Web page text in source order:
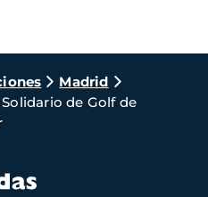
Madrid
de Golf de